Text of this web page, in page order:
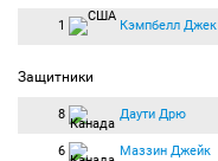
1 Кэмпбелл Джек
Защитники
8 Даути Дрю
6 Маззин Джейк